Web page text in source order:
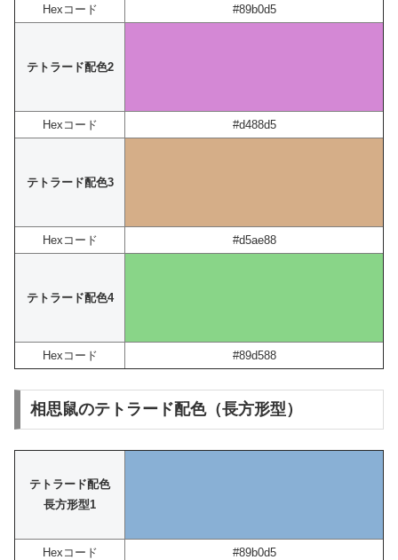
Hexコード #89b0d5
テトラード配色2
Hexコード #d488d5
テトラード配色3
Hexコード #d5ae88
テトラード配色4
Hexコード #89d588
相思鼠のテトラード配色（長方形型）
テトラード配色
長方形型1
Hexコード #89b0d5